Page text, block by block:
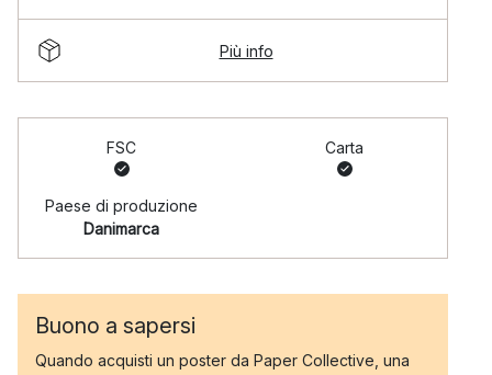
Più info
FSC Carta
Paese di produzione
Danimarca
Buono a sapersi
Quando acquisti un poster da Paper Collective, una